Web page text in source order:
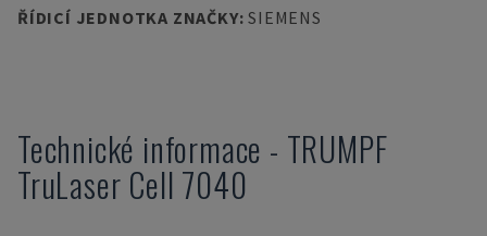
ŘÍDICÍ JEDNOTKA ZNAČKY:SIEMENS
Technické informace - TRUMPF
TruLaser Cell 7040